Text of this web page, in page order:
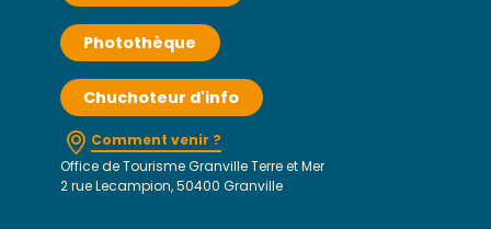
Photothèque
Chuchoteur d'info
Comment venir ?
Office de Tourisme Granville Terre et Mer
2 rue Lecampion, 50400 Granville